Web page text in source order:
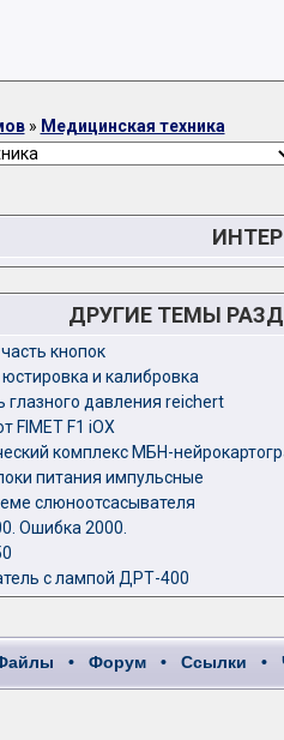
» Медицинская техника
ДРУГИЕ ТЕМЫ
кнопок
и калибровка
глазного давления reichert
FIMET F1 iOX
комплекс МБН-
питания импульсные
слюноотсасывателя
Ошибка 2000.
с лампой ДРТ-400
• Форум • Ссылки •